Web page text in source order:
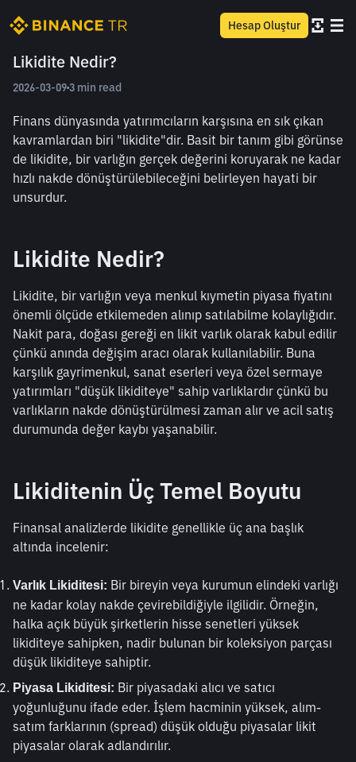
Hesap Oluştur
Likidite Nedir?
2026-03-093 min read
Finans dünyasında yatırımcıların karşısına en sık çıkan
kavramlardan biri "likidite"dir. Basit bir tanım gibi görünse
de likidite, bir varlığın gerçek değerini koruyarak ne kadar
hızlı nakde dönüştürülebileceğini belirleyen hayati bir
unsurdur.
Likidite Nedir?
Likidite, bir varlığın veya menkul kıymetin piyasa fiyatını
önemli ölçüde etkilemeden alınıp satılabilme kolaylığıdır.
Nakit para, doğası gereği en likit varlık olarak kabul edilir
çünkü anında değişim aracı olarak kullanılabilir. Buna
karşılık gayrimenkul, sanat eserleri veya özel sermaye
yatırımları "düşük likiditeye" sahip varlıklardır çünkü bu
varlıkların nakde dönüştürülmesi zaman alır ve acil satış
durumunda değer kaybı yaşanabilir.
Likiditenin Üç Temel Boyutu
Finansal analizlerde likidite genellikle üç ana başlık
altında incelenir:
Varlık Likiditesi: Bir bireyin veya kurumun elindeki varlığı
ne kadar kolay nakde çevirebildiğiyle ilgilidir. Örneğin,
halka açık büyük şirketlerin hisse senetleri yüksek
likiditeye sahipken, nadir bulunan bir koleksiyon parçası
düşük likiditeye sahiptir.
Piyasa Likiditesi: Bir piyasadaki alıcı ve satıcı
yoğunluğunu ifade eder. İşlem hacminin yüksek, alım-
satım farklarının (spread) düşük olduğu piyasalar likit
piyasalar olarak adlandırılır.